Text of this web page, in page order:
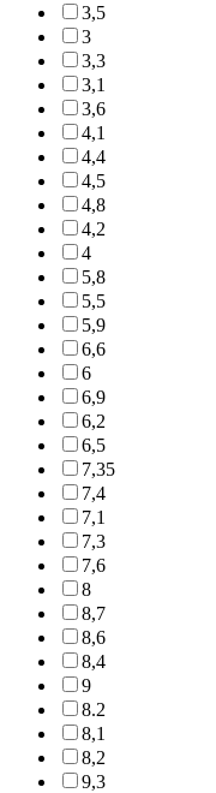
3,5
3
3,3
3,1
3,6
4,1
4,4
4,5
4,8
4,2
4
5,8
5,5
5,9
6,6
6
6,9
6,2
6,5
7,35
7,4
7,1
7,3
7,6
8
8,7
8,6
8,4
9
8.2
8,1
8,2
9,3